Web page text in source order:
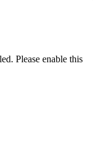
Please enable this